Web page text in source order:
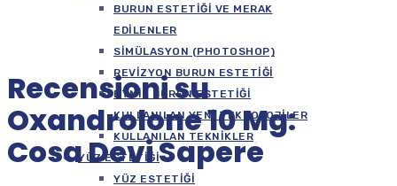
BURUN ESTETIĞI VE MERAK
EDILENLER
SIMÜLASYON (PHOTOSHOP)
REVIZYON BURUN ESTETIĞI
ETNIK BURUN ESTETIĞI
KULLANILAN YENI TEKNOLOJILER
KULLANILAN TEKNIKLER
YÜZ ESTETIĞI
YÜZ ESTETIĞI
Recensioni su
Oxandrolone 10 Mg:
Cosa Devi Sapere